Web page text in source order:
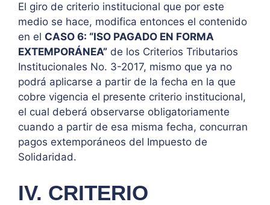
El giro de criterio institucional que por este
medio se hace, modifica entonces el contenido
en el CASO 6: “ISO PAGADO EN FORMA
EXTEMPORÁNEA” de los Criterios Tributarios
Institucionales No. 3-2017, mismo que ya no
podrá aplicarse a partir de la fecha en la que
cobre vigencia el presente criterio institucional,
el cual deberá observarse obligatoriamente
cuando a partir de esa misma fecha, concurran
pagos extemporáneos del Impuesto de
Solidaridad.
IV. CRITERIO